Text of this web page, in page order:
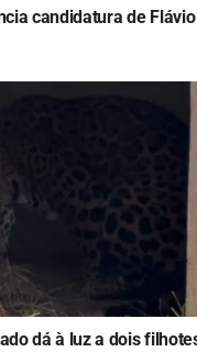
candidatura de
dá à luz a dois